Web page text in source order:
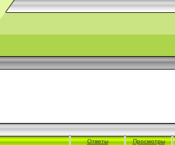
Ответы Просмотры